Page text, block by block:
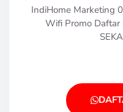
IndiHome Marketing
Wifi Promo Daftar